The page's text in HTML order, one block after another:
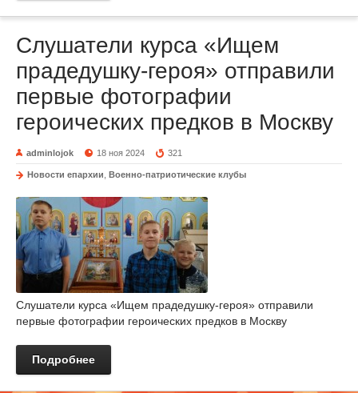
Слушатели курса «Ищем
прадедушку-героя» отправили
первые фотографии
героических предков в Москву
adminlojok 18 ноя 2024 321
Новости епархии Военно-патриотические клубы
Слушатели курса «Ищем прадедушку-героя» отправили
первые фотографии героических предков в Москву
Подробнее